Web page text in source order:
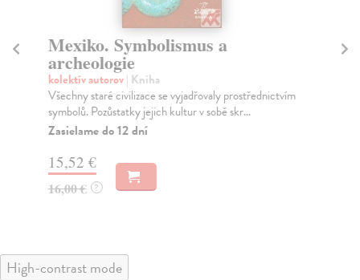
Mexiko. Symbolismus a
archeologie
kolektív autorov| Kniha
Všechny staré civilizace se vyjadřovaly prostřednictvím
symbolů. Pozůstatky jejich kultur v sobě skr...
Zasielame do 12 dní
15,52 €
16,00 € ?
High-contrast mode